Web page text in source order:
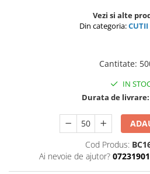
Vezi si alte
Din categoria:
Cantitate:
IN
Durata de livrare:
Cod Produs:
Ai nevoie de ajutor?